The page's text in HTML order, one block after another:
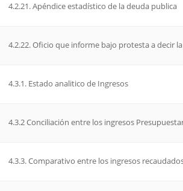
4.2.21. Apéndice estadístico de la deuda publica
4.2.22. Oficio que informe bajo protesta a decir
4.3.1. Estado analitico de Ingresos
4.3.2 Conciliación entre los ingresos
4.3.3. Comparativo entre los ingresos